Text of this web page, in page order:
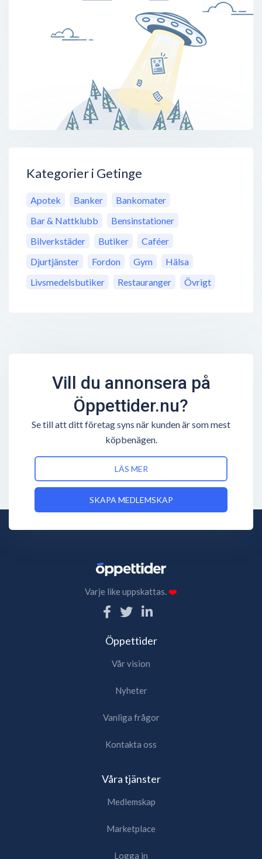
Kategorier i Getinge
Apotek Banker
Bankomater
Bar & Nattklubb
Bensinstationer
Bilverkstäder
Butiker
Caféer
Djurtjänster
Fordon Gym
Hälsa
Livsmedelsbutiker
Restauranger Övrigt
Vill du annonsera på
Öppettider.nu?
Se till att ditt företag syns när kunden är som mest
köpbenägen.
LÄS MER
SKAPA MEDLEMSKAP
Varje like uppskattas.❤️
Öppettider
Vår vision
Nyheter
Vanliga frågor
Kontakta oss
Våra tjänster
Medlemskap
Marketplace
Logga in